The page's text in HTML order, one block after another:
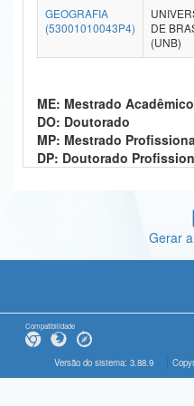
Ministério da Ciência, Tecnologia,
Ministério do Meio Ambiente
Ministério do Desenvolvimento Regional
Controladoria-Geral da União
Gabinete de Segurança Institucional
Advocacia-Geral da União
GEOGRAFIA
(53001010043P4)
DE
(UNB)
ME: Mestrado Acadêmico
DO: Doutorado
MP: Mestrado
DP: Doutorado
Gerar
Compatibilidade
Versão do sistema: 3.88.9